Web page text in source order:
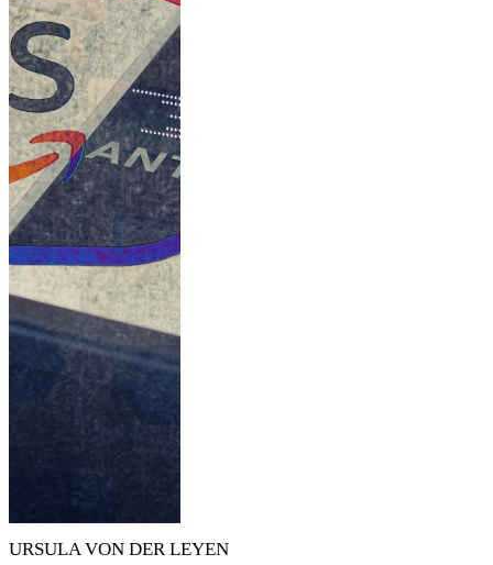
URSULA VON DER LEYEN